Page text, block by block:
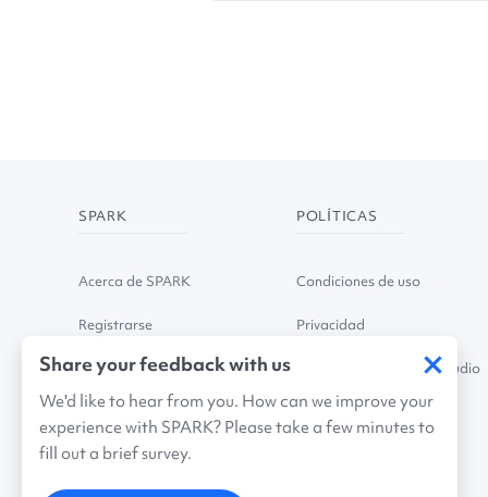
SPARK
Acerca de SPARK
Registrarse
Boletín de noticias
POLÍTICAS
Condiciones de uso
Privacidad
Información sobre el estudio
Share your feedback with us
We'd like to hear from you. How can we improve your
experience with SPARK? Please take a few minutes to
fill out a brief survey.
×